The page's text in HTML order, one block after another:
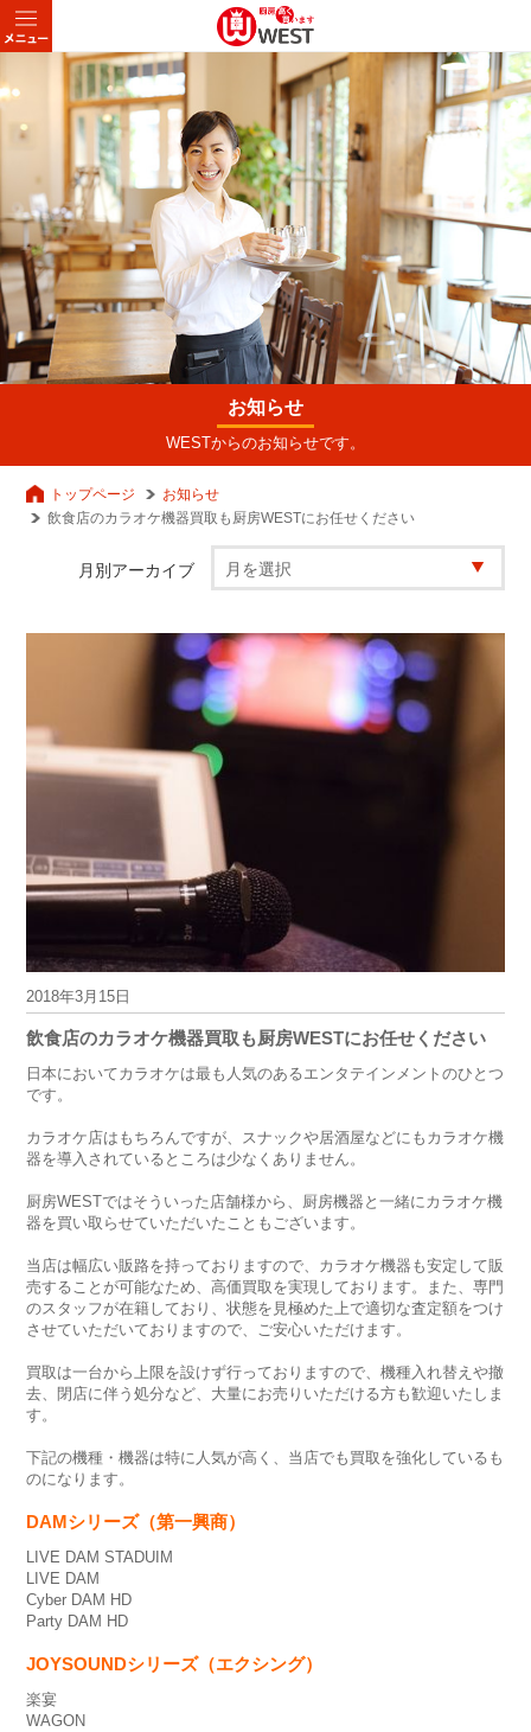
お知らせ
WESTからのお知らせです。
トップページ
お知らせ
飲食店のカラオケ機器買取も厨房WESTにお任せください
月別アーカイブ
2018年3月15日
飲食店のカラオケ機器買取も厨房WESTにお任せください
日本においてカラオケは最も人気のあるエンタテインメントのひとつ
です。
カラオケ店はもちろんですが、スナックや居酒屋などにもカラオケ機
器を導入されているところは少なくありません。
厨房WESTではそういった店舗様から、厨房機器と一緒にカラオケ機
器を買い取らせていただいたこともございます。
当店は幅広い販路を持っておりますので、カラオケ機器も安定して販
売することが可能なため、高価買取を実現しております。また、専門
のスタッフが在籍しており、状態を見極めた上で適切な査定額をつけ
させていただいておりますので、ご安心いただけます。
買取は一台から上限を設けず行っておりますので、機種入れ替えや撤
去、閉店に伴う処分など、大量にお売りいただける方も歓迎いたしま
す。
下記の機種・機器は特に人気が高く、当店でも買取を強化しているも
のになります。
DAMシリーズ（第一興商）
LIVE DAM STADUIM
LIVE DAM
Cyber DAM HD
Party DAM HD
JOYSOUNDシリーズ（エクシング）
楽宴
WAGON